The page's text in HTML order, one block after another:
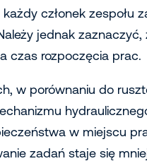
członek zespołu
jednak
czas rozpoczęcia prac.
w porównaniu do
w miejscu
zadań staje się